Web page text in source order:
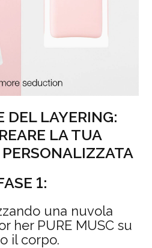
DEL LAYERING:
LA TUA
1:
una nuvola
her PURE MUSC su
il corpo.